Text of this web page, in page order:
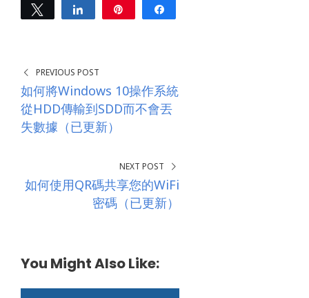
Tweet Share
PREVIOUS POST
如何將Windows 10操作系統
從HDD傳輸到SDD而不會丟
失數據（已更新）
NEXT POST
如何使用QR碼共享您的WiFi
密碼（已更新）
You Might Also Like: